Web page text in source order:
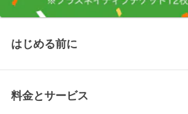
はじめる前に
料金とサービス